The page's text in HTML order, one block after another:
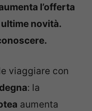
l’offerta
novità.
viaggiare con
: la
aumenta